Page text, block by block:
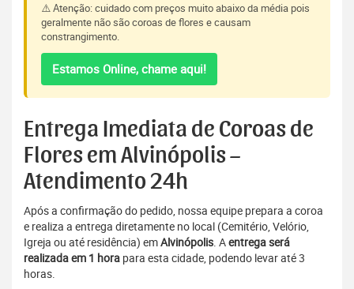
⚠️ Atenção: cuidado com preços muito abaixo da média pois
geralmente não são coroas de flores e causam
constrangimento.
Estamos Online, chame aqui!
Entrega Imediata de Coroas de
Flores em Alvinópolis –
Atendimento 24h
Após a confirmação do pedido, nossa equipe prepara a coroa
e realiza a entrega diretamente no local (Cemitério, Velório,
Igreja ou até residência) emAlvinópolis. Aentrega será
realizada em 1 hora para esta cidade, podendo levar até 3
horas.